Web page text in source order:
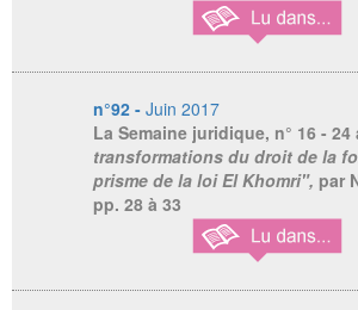
n°92 - Juin 2017
La Semaine juridique, n° 16 -
transformations du droit de la
prisme de la loi El Khomri", par
pp. 28 à 33